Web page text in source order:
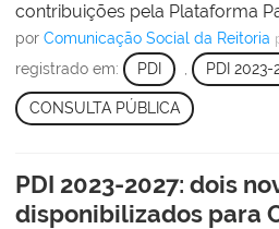
contribuições pela Plataforma
por Comunicação Social da Reitoria
registrado em: PDI , PDI 2023-
CONSULTA PÚBLICA
PDI 2023-2027: dois
disponibilizados para